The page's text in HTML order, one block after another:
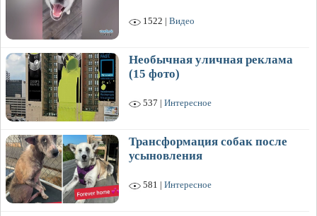
1522 | Видео
Необычная уличная реклама
(15 фото)
537 | Интересное
Трансформация собак после
усыновления
581 | Интересное